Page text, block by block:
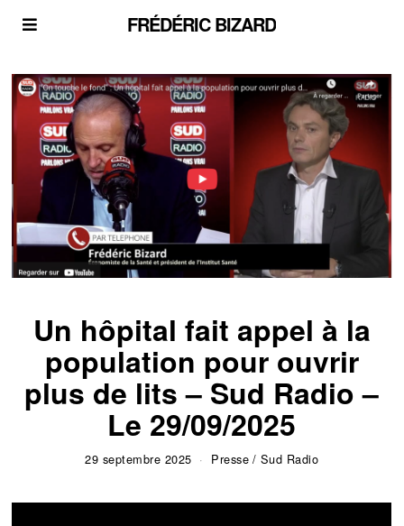
FRÉDÉRIC BIZARD
Un hôpital fait appel à la
population pour ouvrir
plus de lits – Sud Radio –
Le 29/09/2025
29 septembre 2025 Presse / Sud Radio